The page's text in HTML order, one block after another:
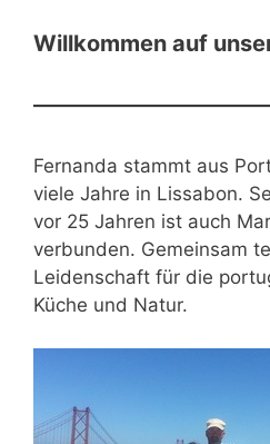
Willkommen auf
Fernanda stammt aus
viele Jahre in Lissabon.
vor 25 Jahren ist auch
verbunden. Gemeinsam
Leidenschaft für die
Küche und Natur.